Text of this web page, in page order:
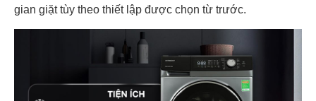
gian giặt tùy theo thiết lập được chọn từ trước.